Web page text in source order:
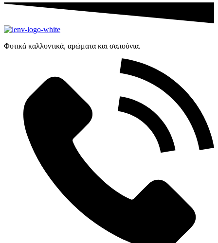
Φυτικά καλλυντικά, αρώματα και σαπούνια.